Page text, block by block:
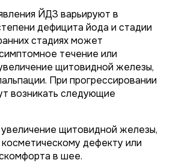
ЙДЗ варьируют в
дефицита йода и стадии
стадиях может
течение или
щитовидной железы,
При прогрессировании
возникать следующие
щитовидной железы,
дефекту или
в шее.